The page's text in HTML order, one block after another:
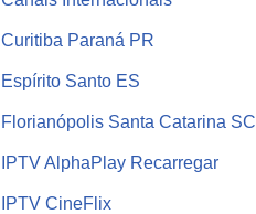
Curitiba Paraná PR
Espírito Santo ES
Florianópolis Santa Catarina SC
IPTV AlphaPlay Recarregar
IPTV CineFlix